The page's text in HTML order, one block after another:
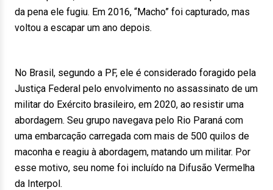
da pena ele fugiu. Em 2016, “Macho” foi capturado, mas
voltou a escapar um ano depois.
No Brasil, segundo a PF, ele é considerado foragido pela
Justiça Federal pelo envolvimento no assassinato de um
militar do Exército brasileiro, em 2020, ao resistir uma
abordagem. Seu grupo navegava pelo Rio Paraná com
uma embarcação carregada com mais de 500 quilos de
maconha e reagiu à abordagem, matando um militar. Por
esse motivo, seu nome foi incluído na Difusão Vermelha
da Interpol.